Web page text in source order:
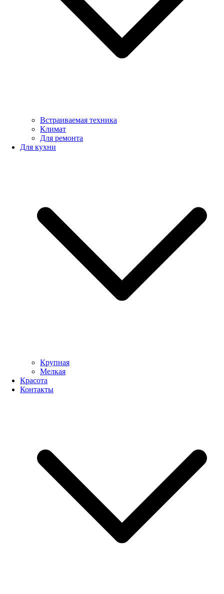
Встраиваемая техника
Климат
Для ремонта
Для кухни
Крупная
Мелкая
Красота
Контакты